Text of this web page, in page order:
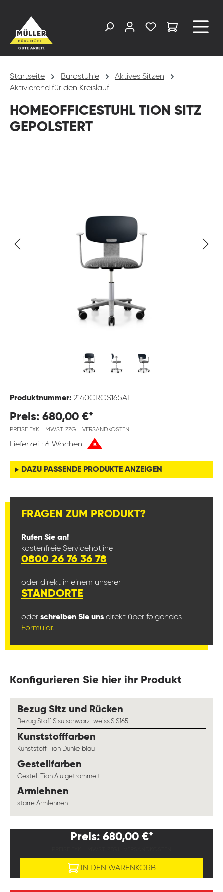
Startseite Bürostühle
Aktives Sitzen
Aktivierend für den Kreislauf
HOMEOFFICESTUHL TION SITZ
GEPOLSTERT
Produktnummer: 2140CRGS165AL
Preis: 680,00 €*
PREISE EXKL. MWST. ZZGL. VERSANDKOSTEN
Lieferzeit: 6 Wochen B
DAZU PASSENDE PRODUKTE ANZEIGEN
FRAGEN ZUM PRODUKT?
Rufen Sie an!
kostenfreie Servicehotline
0800 26 76 36 78
oder direkt in einem unserer
STANDORTE
oder schreiben Sie uns direkt über folgendes
Formular.
Konfigurieren Sie hier ihr Produkt
Bezug Sitz und Rücken
Bezug Stoff Sisu schwarz-weiss SIS165
Kunststofffarben
Kunststoff Tion Dunkelblau
Gestellfarben
Gestell Tion Alu getrommelt
Armlehnen
starre Armlehnen
Preis: 680,00 €*
IN DEN WARENKORB